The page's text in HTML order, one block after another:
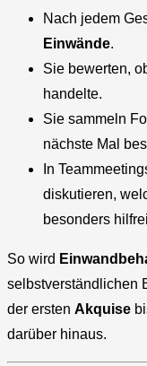
Nach jedem
Einwände.
Sie bewerten,
handelte.
Sie sammeln
nächste Mal
In
diskutieren,
besonders
So wird
selbstverständlichen
der ersten Akquise
darüber hinaus.